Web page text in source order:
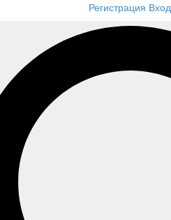
Регистрация Вход